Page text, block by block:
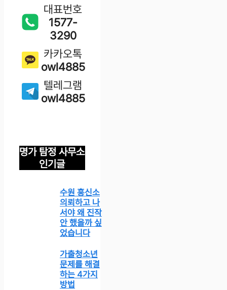
대표번호
1577-
3290
카카오톡
owl4885
텔레그램
owl4885
명가 탐정 사무소
인기글
수원 흥신소
의뢰하고 나
서야 왜 진작
안 했을까 싶
었습니다
가출청소년
문제를 해결
하는 4가지
방법